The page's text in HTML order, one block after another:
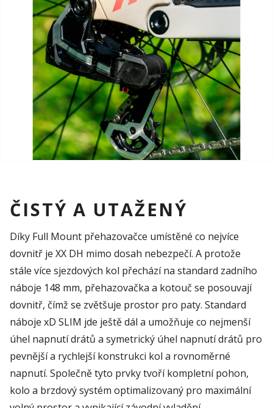
ČISTÝ A UTAŽENÝ
Díky Full Mount přehazovačce umístěné co nejvíce
dovnitř je XX DH mimo dosah nebezpečí. A protože
stále více sjezdových kol přechází na standard zadního
náboje 148 mm, přehazovačka a kotouč se posouvají
dovnitř, čímž se zvětšuje prostor pro paty. Standard
náboje xD SLIM jde ještě dál a umožňuje co nejmenší
úhel napnutí drátů a symetrický úhel napnutí drátů pro
pevnější a rychlejší konstrukci kol a rovnoměrné
napnutí. Společně tyto prvky tvoří kompletní pohon,
kolo a brzdový systém optimalizovaný pro maximální